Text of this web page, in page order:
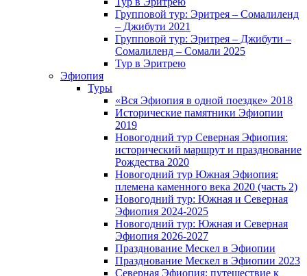
Групповой тур: Эритрея – Cомалиленд
– Джибути 2021
Групповой тур: Эритрея – Джибути –
Сомалиленд – Сомали 2025
Тур в Эритрею
Эфиопия
Туры
«Вся Эфиопия в одной поездке» 2018
Исторические памятники Эфиопии
2019
Новогодний тур Северная Эфиопия:
исторический маршрут и празднование
Рождества 2020
Новогодний тур Южная Эфиопия:
племена каменного века 2020 (часть 2)
Новогодний тур: Южная и Северная
Эфиопия 2024-2025
Новогодний тур: Южная и Северная
Эфиопия 2026-2027
Празднование Мескел в Эфиопии
Празднование Мескел в Эфиопии 2023
Северная Эфиопия: путешествие к